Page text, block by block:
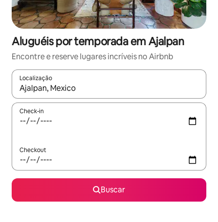
Aluguéis por temporada em Ajalpan
Encontre e reserve lugares incríveis no Airbnb
Localização
Quando os resultados estiverem disponíveis, explore-os
Check-in
Checkout
Buscar